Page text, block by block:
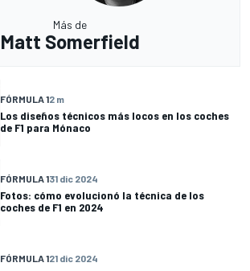
Más de
Matt Somerfield
FÓRMULA 12 m
Los diseños técnicos más locos en los coches
de F1 para Mónaco
FÓRMULA 131 dic 2024
Fotos: cómo evolucionó la técnica de los
coches de F1 en 2024
FÓRMULA 121 dic 2024